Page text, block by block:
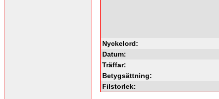
Nyckelord:
Datum:
Träffar:
Betygsättning:
Filstorlek: